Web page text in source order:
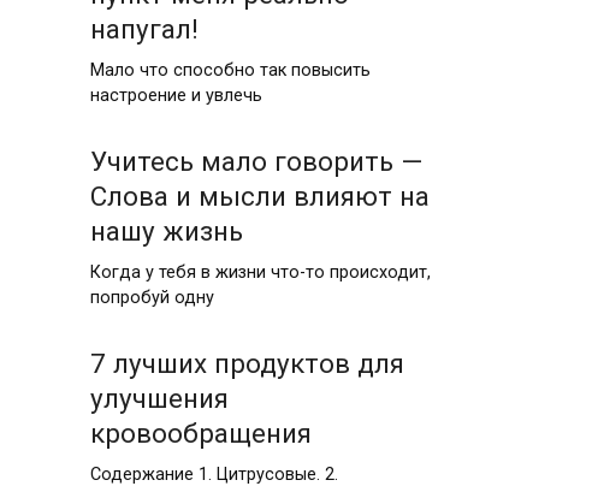
напугал!
Мало что способно так повысить
настроение и увлечь
Учитесь мало говорить —
Слова и мысли влияют на
нашу жизнь
Когда у тебя в жизни что-то происходит,
попробуй одну
7 лучших продуктов для
улучшения
кровообращения
Содержание 1. Цитрусовые. 2.